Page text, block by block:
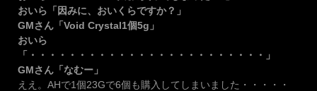
おいら「因みに、おいくらですか？」
GMさん「Void Crystal1個5g」
おいら
「・・・・・・・・・・・・・・・・・・・・・・・・」
GMさん「なむー」
ええ。AHで1個23Gで6個も購入してしまいました・・・・・